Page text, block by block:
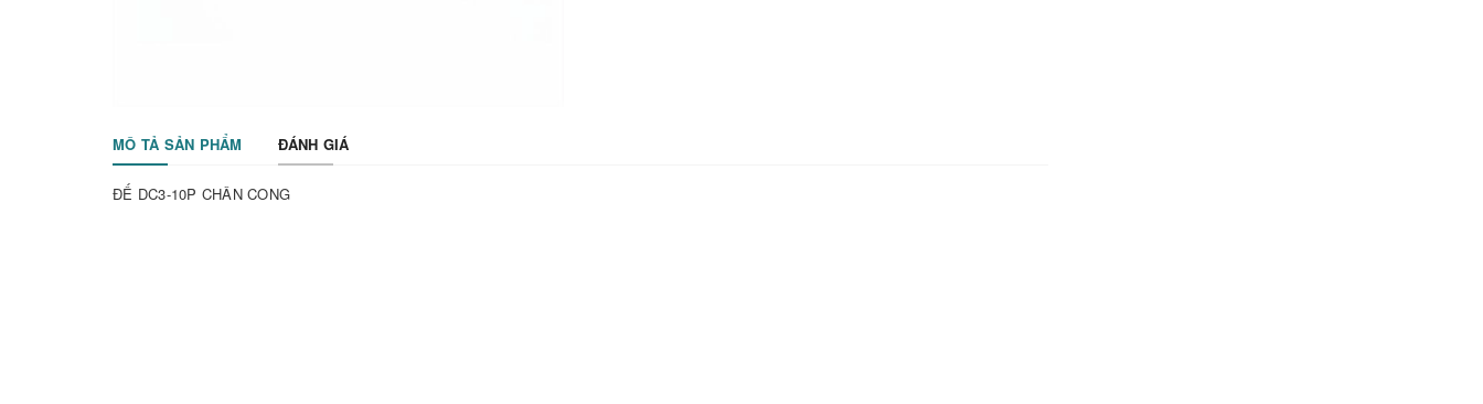
MÔ TẢ SẢN PHẨM ĐÁNH GIÁ
ĐẾ DC3-10P CHÂN CONG